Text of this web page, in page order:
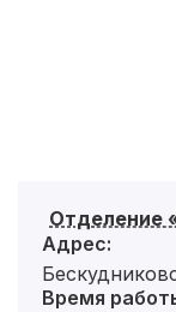
Отделение
Адрес:
Время